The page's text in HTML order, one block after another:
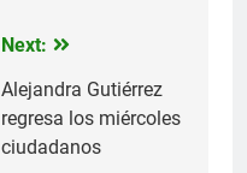
Next:
Alejandra Gutiérrez
regresa los miércoles
ciudadanos